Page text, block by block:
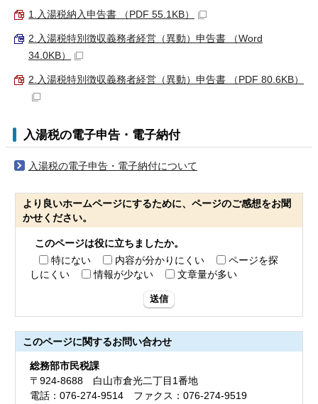
1.入湯税納入申告書 （PDF 55.1KB）
2.入湯税特別徴収義務者経営（異動）申告書 （Word
34.0KB）
2.入湯税特別徴収義務者経営（異動）申告書 （PDF 80.6KB）
入湯税の電子申告・電子納付
入湯税の電子申告・電子納付について
より良いホームページにするために、ページのご感想をお聞
かせください。
このページは役に立ちましたか。
特にない
内容が分かりにくい
ページを探
しにくい
情報が少ない 文章量が多い
送信
このページに関するお問い合わせ
総務部市民税課
〒924-8688 白山市倉光二丁目1番地
電話：076-274-9514 ファクス：076-274-9519